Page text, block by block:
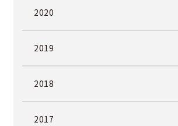
2020
2019
2018
2017